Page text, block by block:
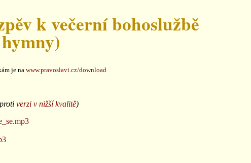
k večerní bohoslužbě
je na www.pravoslavi.cz/download
verzi v nižší kvalitě)